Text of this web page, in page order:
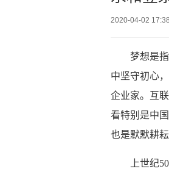
2020-04-02
梦想是
中坚守初心
企业家。互
看特别是中
也是默默耕
上世纪